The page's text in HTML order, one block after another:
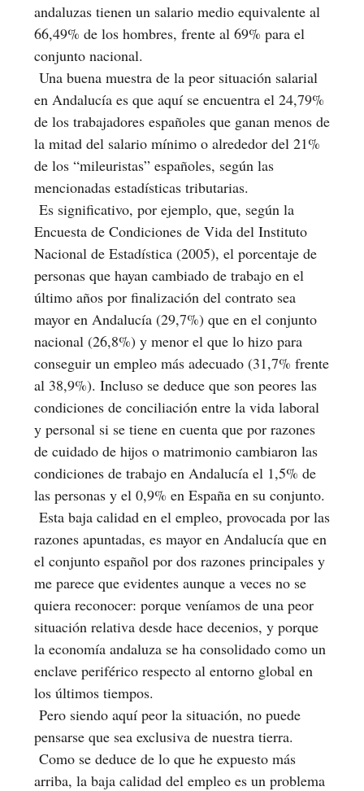
andaluzas tienen un salario medio equivalente al
66,49% de los hombres, frente al 69% para el
conjunto nacional.
Una buena muestra de la peor situación salarial
en Andalucía es que aquí se encuentra el 24,79%
de los trabajadores españoles que ganan menos de
la mitad del salario mínimo o alrededor del 21%
de los “mileuristas” españoles, según las
mencionadas estadísticas tributarias.
Es significativo, por ejemplo, que, según la
Encuesta de Condiciones de Vida del Instituto
Nacional de Estadística (2005), el porcentaje de
personas que hayan cambiado de trabajo en el
último años por finalización del contrato sea
mayor en Andalucía (29,7%) que en el conjunto
nacional (26,8%) y menor el que lo hizo para
conseguir un empleo más adecuado (31,7% frente
al 38,9%). Incluso se deduce que son peores las
condiciones de conciliación entre la vida laboral
y personal si se tiene en cuenta que por razones
de cuidado de hijos o matrimonio cambiaron las
condiciones de trabajo en Andalucía el 1,5% de
las personas y el 0,9% en España en su conjunto.
Esta baja calidad en el empleo, provocada por las
razones apuntadas, es mayor en Andalucía que en
el conjunto español por dos razones principales y
me parece que evidentes aunque a veces no se
quiera reconocer: porque veníamos de una peor
situación relativa desde hace decenios, y porque
la economía andaluza se ha consolidado como un
enclave periférico respecto al entorno global en
los últimos tiempos.
Pero siendo aquí peor la situación, no puede
pensarse que sea exclusiva de nuestra tierra.
Como se deduce de lo que he expuesto más
arriba, la baja calidad del empleo es un problema